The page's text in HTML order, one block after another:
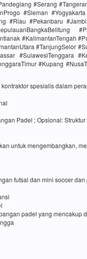
#Serang
#Sleman
#Riau #Pekanbaru
#KalimantanTengah
#TanjungSelor
#SulawesiTenggara
#Kupang
spesialis dalam
Padel ; Opsional:
untuk mengembangkan,
futsal dan mini soccer
padel yang mencakup